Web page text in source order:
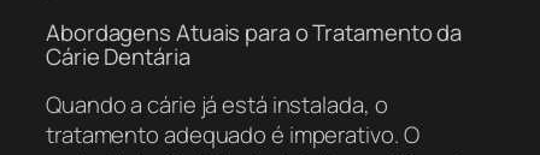
Abordagens Atuais para o Tratamento da
Cárie Dentária
Quando a cárie já está instalada, o
tratamento adequado é imperativo. O